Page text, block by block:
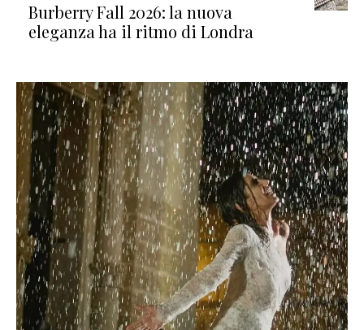
Burberry Fall 2026: la nuova
eleganza ha il ritmo di Londra